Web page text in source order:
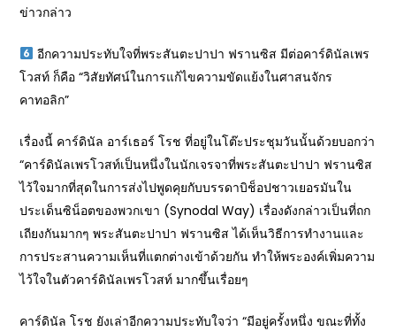
ข่าวกล่าว
อีกความประทับใจที่พระสันตะปาปา ฟรานซิส มีต่อคาร์ดินัลเพร
โวสท์ ก็คือ “วิสัยทัศน์ในการแก้ไขความขัดแย้งในศาสนจักร
คาทอลิก”
เรื่องนี้ คาร์ดินัล อาร์เธอร์ โรช ที่อยู่ในโต๊ะประชุมวันนั้นด้วยบอกว่า
“คาร์ดินัลเพรโวสท์เป็นหนึ่งในนักเจรจาที่พระสันตะปาปา ฟรานซิส
ไว้ใจมากที่สุดในการส่งไปพูดคุยกับบรรดาบิช็อปชาวเยอรมันใน
ประเด็นซิน็อตของพวกเขา (Synodal Way) เรื่องดังกล่าวเป็นที่ถก
เถียงกันมากๆ พระสันตะปาปา ฟรานซิส ได้เห็นวิธีการทำงานและ
การประสานความเห็นที่แตกต่างเข้าด้วยกัน ทำให้พระองค์เพิ่มความ
ไว้ใจในตัวคาร์ดินัลเพรโวสท์ มากขึ้นเรื่อยๆ
คาร์ดินัล โรช ยังเล่าอีกความประทับใจว่า “มีอยู่ครั้งหนึ่ง ขณะที่ทั้ง